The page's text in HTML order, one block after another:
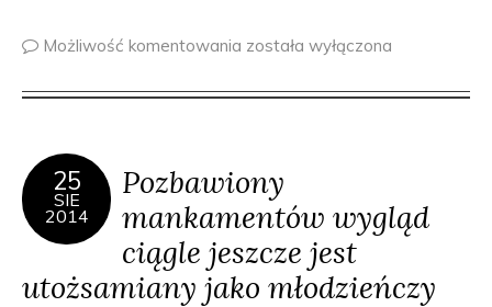
Możliwość komentowania została wyłączona
25
SIE
2014
Pozbawiony
mankamentów wygląd
ciągle jeszcze jest
utożsamiany jako młodzieńczy